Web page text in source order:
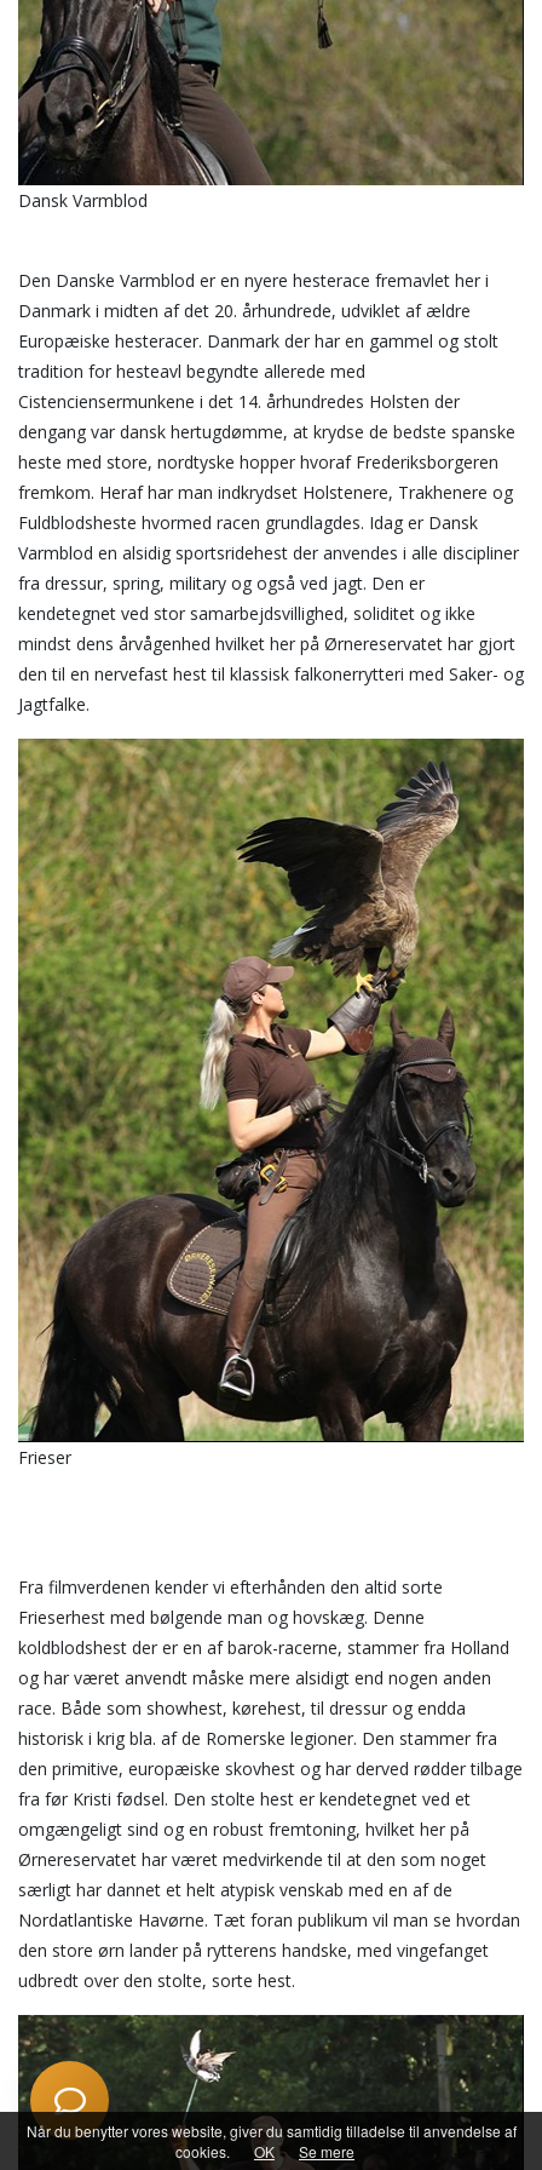
Dansk Varmblod
Den Danske Varmblod er en nyere hesterace fremavlet her i
Danmark i midten af det 20. århundrede, udviklet af ældre
Europæiske hesteracer. Danmark der har en gammel og stolt
tradition for hesteavl begyndte allerede med
Cistenciensermunkene i det 14. århundredes Holsten der
dengang var dansk hertugdømme, at krydse de bedste spanske
heste med store, nordtyske hopper hvoraf Frederiksborgeren
fremkom. Heraf har man indkrydset Holstenere, Trakhenere og
Fuldblodsheste hvormed racen grundlagdes. Idag er Dansk
Varmblod en alsidig sportsridehest der anvendes i alle discipliner
fra dressur, spring, military og også ved jagt. Den er
kendetegnet ved stor samarbejdsvillighed, soliditet og ikke
mindst dens årvågenhed hvilket her på Ørnereservatet har gjort
den til en nervefast hest til klassisk falkonerrytteri med Saker- og
Jagtfalke.
Frieser
Fra filmverdenen kender vi efterhånden den altid sorte
Frieserhest med bølgende man og hovskæg. Denne
koldblodshest der er en af barok-racerne, stammer fra Holland
og har været anvendt måske mere alsidigt end nogen anden
race. Både som showhest, kørehest, til dressur og endda
historisk i krig bla. af de Romerske legioner. Den stammer fra
den primitive, europæiske skovhest og har derved rødder tilbage
fra før Kristi fødsel. Den stolte hest er kendetegnet ved et
omgængeligt sind og en robust fremtoning, hvilket her på
Ørnereservatet har været medvirkende til at den som noget
særligt har dannet et helt atypisk venskab med en af de
Nordatlantiske Havørne. Tæt foran publikum vil man se hvordan
den store ørn lander på rytterens handske, med vingefanget
udbredt over den stolte, sorte hest.
Start en ny samtale
Har du et spørgsmål? Start en ny samtale
Åbningstider
Kontaktinformation
Billetkøb
Priser
Særlige åbningstider
Adresse
Når du benytter vores website, giver du samtidig tilladelse til anvendelse af
cookies.
OK Se mere